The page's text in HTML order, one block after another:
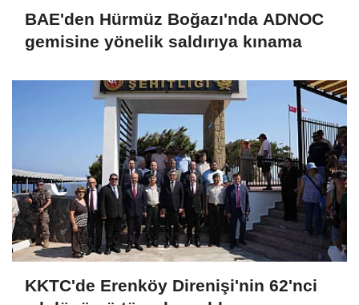
BAE'den Hürmüz Boğazı'nda ADNOC
gemisine yönelik saldırıya kınama
KKTC'de Erenköy Direnişi'nin 62'nci